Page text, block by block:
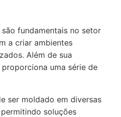
fundamentais no setor
a criar ambientes
Além de sua
uma série de
ser moldado em diversas
soluções